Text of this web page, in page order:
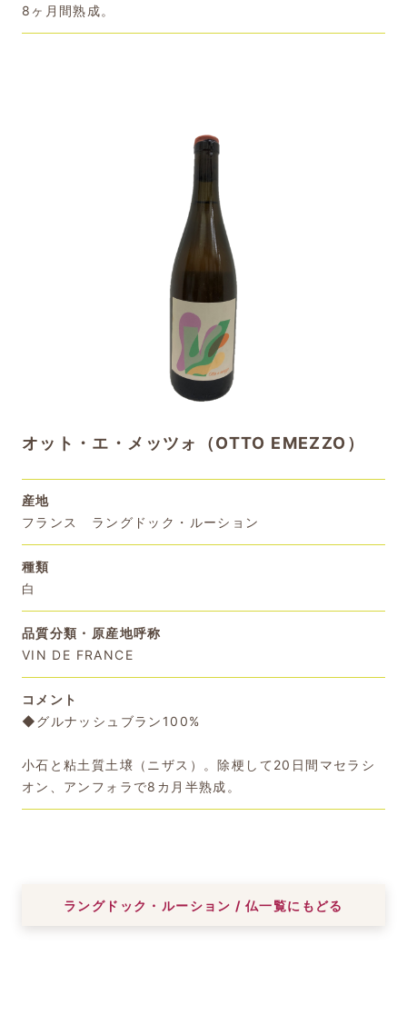
8ヶ月間熟成。
オット・エ・メッツォ（OTTO EMEZZO）
産地
フランス ラングドック・ルーション
種類
白
品質分類・原産地呼称
VIN DE FRANCE
コメント
◆グルナッシュブラン100%
小石と粘土質土壌（ニザス）。除梗して20日間マセラシ
オン、アンフォラで8カ月半熟成。
ラングドック・ルーション / 仏一覧にもどる